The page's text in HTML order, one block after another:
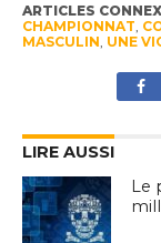
ARTICLES
CHAMPIONNAT
MASCULIN UNE
LIRE AUSSI
Le